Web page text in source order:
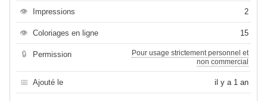
👁 Impressions 2
👁 Coloriages en ligne 15
🔒 Permission
Pour usage strictement personnel et
non commercial
📅 Ajouté le il y a 1 an